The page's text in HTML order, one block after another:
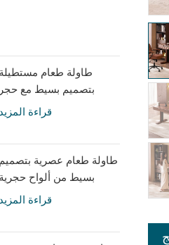
طاولة طعام مستطيلة
بتصميم بسيط مع حجر
متكلس LH586R4-Cقراءة المزيد
طاولة طعام عصرية بتصميم
بسيط من ألواح حجرية
رمادية مع أكريليك شفاف
RI2R-B
قراءة المزيد